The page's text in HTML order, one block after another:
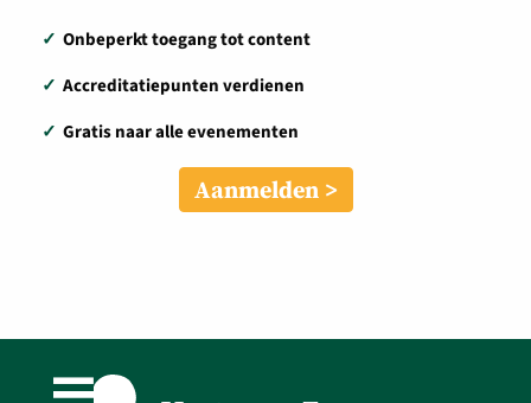
✓ Onbeperkt toegang tot content
✓ Accreditatiepunten verdienen
✓ Gratis naar alle evenementen
Aanmelden